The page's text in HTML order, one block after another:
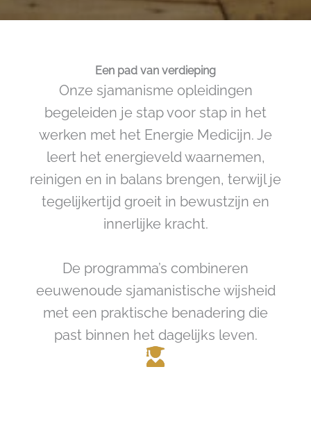
Een pad van verdieping
Onze sjamanisme opleidingen
begeleiden je stap voor stap in het
werken met het Energie Medicijn. Je
leert het energieveld waarnemen,
reinigen en in balans brengen, terwijl je
tegelijkertijd groeit in bewustzijn en
innerlijke kracht.
De programma’s combineren
eeuwenoude sjamanistische wijsheid
met een praktische benadering die
past binnen het dagelijks leven.